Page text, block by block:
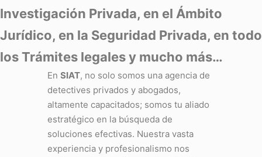
Investigación Privada, en el Ámbito
Jurídico, en la Seguridad Privada, en todo
los Trámites legales y mucho más…
En SIAT, no solo somos una agencia de
detectives privados y abogados,
altamente capacitados; somos tu aliado
estratégico en la búsqueda de
soluciones efectivas. Nuestra vasta
experiencia y profesionalismo nos